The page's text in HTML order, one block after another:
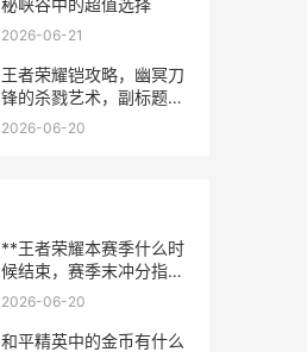
秘峡谷中的超值选择
2026-06-21
王者荣耀铠攻略，幽冥刀
锋的杀戮艺术，副标题，
从入门到精通的全面指南
2026-06-20
**王者荣耀本赛季什么时
候结束，赛季末冲分指南
与版本解读**
2026-06-20
和平精英中的金币有什么